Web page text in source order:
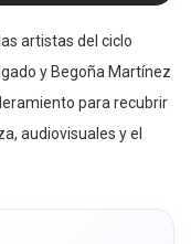
artistas del ciclo
y Begoña Martínez
para recubrir
audiovisuales y el